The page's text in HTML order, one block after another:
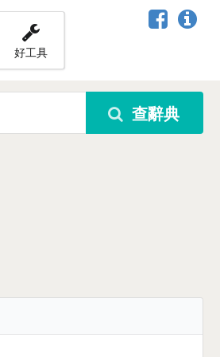
好工具
查辭典